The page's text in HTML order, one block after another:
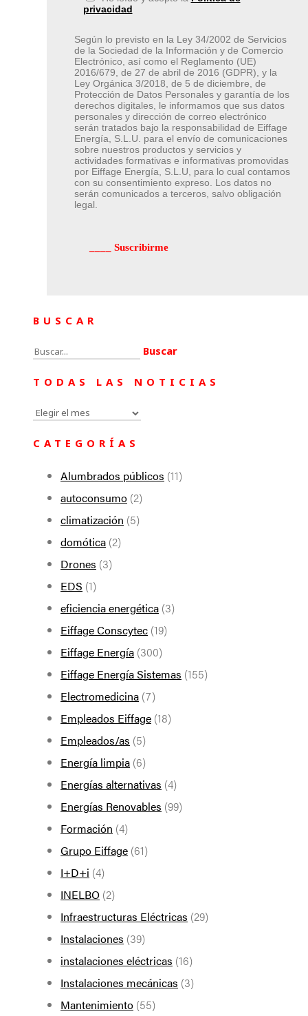
privacidad
Según lo previsto en la Ley 34/2002 de Servicios
de la Sociedad de la Información y de Comercio
Electrónico, así como el Reglamento (UE)
2016/679, de 27 de abril de 2016 (GDPR), y la
Ley Orgánica 3/2018, de 5 de diciembre, de
Protección de Datos Personales y garantía de los
derechos digitales, le informamos que sus datos
personales y dirección de correo electrónico
serán tratados bajo la responsabilidad de Eiffage
Energía, S.L.U. para el envío de comunicaciones
sobre nuestros productos y servicios y
actividades formativas e informativas promovidas
por Eiffage Energía, S.L.U, para lo cual contamos
con su consentimiento expreso. Los datos no
serán comunicados a terceros, salvo obligación
legal.
BUSCAR
Buscar:
TODAS LAS NOTICIAS
Todas
CATEGORÍAS
Alumbrados públicos (11)
autoconsumo (2)
climatización (5)
domótica (2)
Drones (3)
EDS (1)
eficiencia energética (3)
Eiffage Conscytec (19)
Eiffage Energía (300)
Eiffage Energía Sistemas (155)
Electromedicina (7)
Empleados Eiffage (18)
Empleados/as (5)
Energía limpia (6)
Energías alternativas (4)
Energías Renovables (99)
Formación (4)
Grupo Eiffage (61)
I+D+i (4)
INELBO (2)
Infraestructuras Eléctricas (29)
Instalaciones (39)
instalaciones eléctricas (16)
Instalaciones mecánicas (3)
Mantenimiento (55)